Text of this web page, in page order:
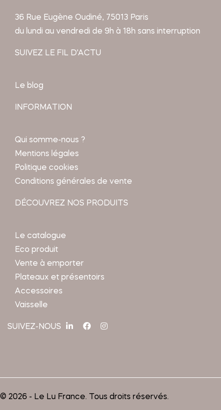
36 Rue Eugène Oudiné, 75013 Paris
du lundi au vendredi de 9h à 18h sans interruption
SUIVEZ LE FIL D'ACTU
Le blog
INFORMATION
Qui somme-nous ?
Mentions légales
Politique cookies
Conditions générales de vente
DÉCOUVREZ NOS PRODUITS
Le catalogue
Eco produit
Vente à emporter
Plateaux et présentoirs
Accessoires
Vaisselle
SUIVEZ-NOUS
© 2026 - Le Lu France. Tous droits réservés.